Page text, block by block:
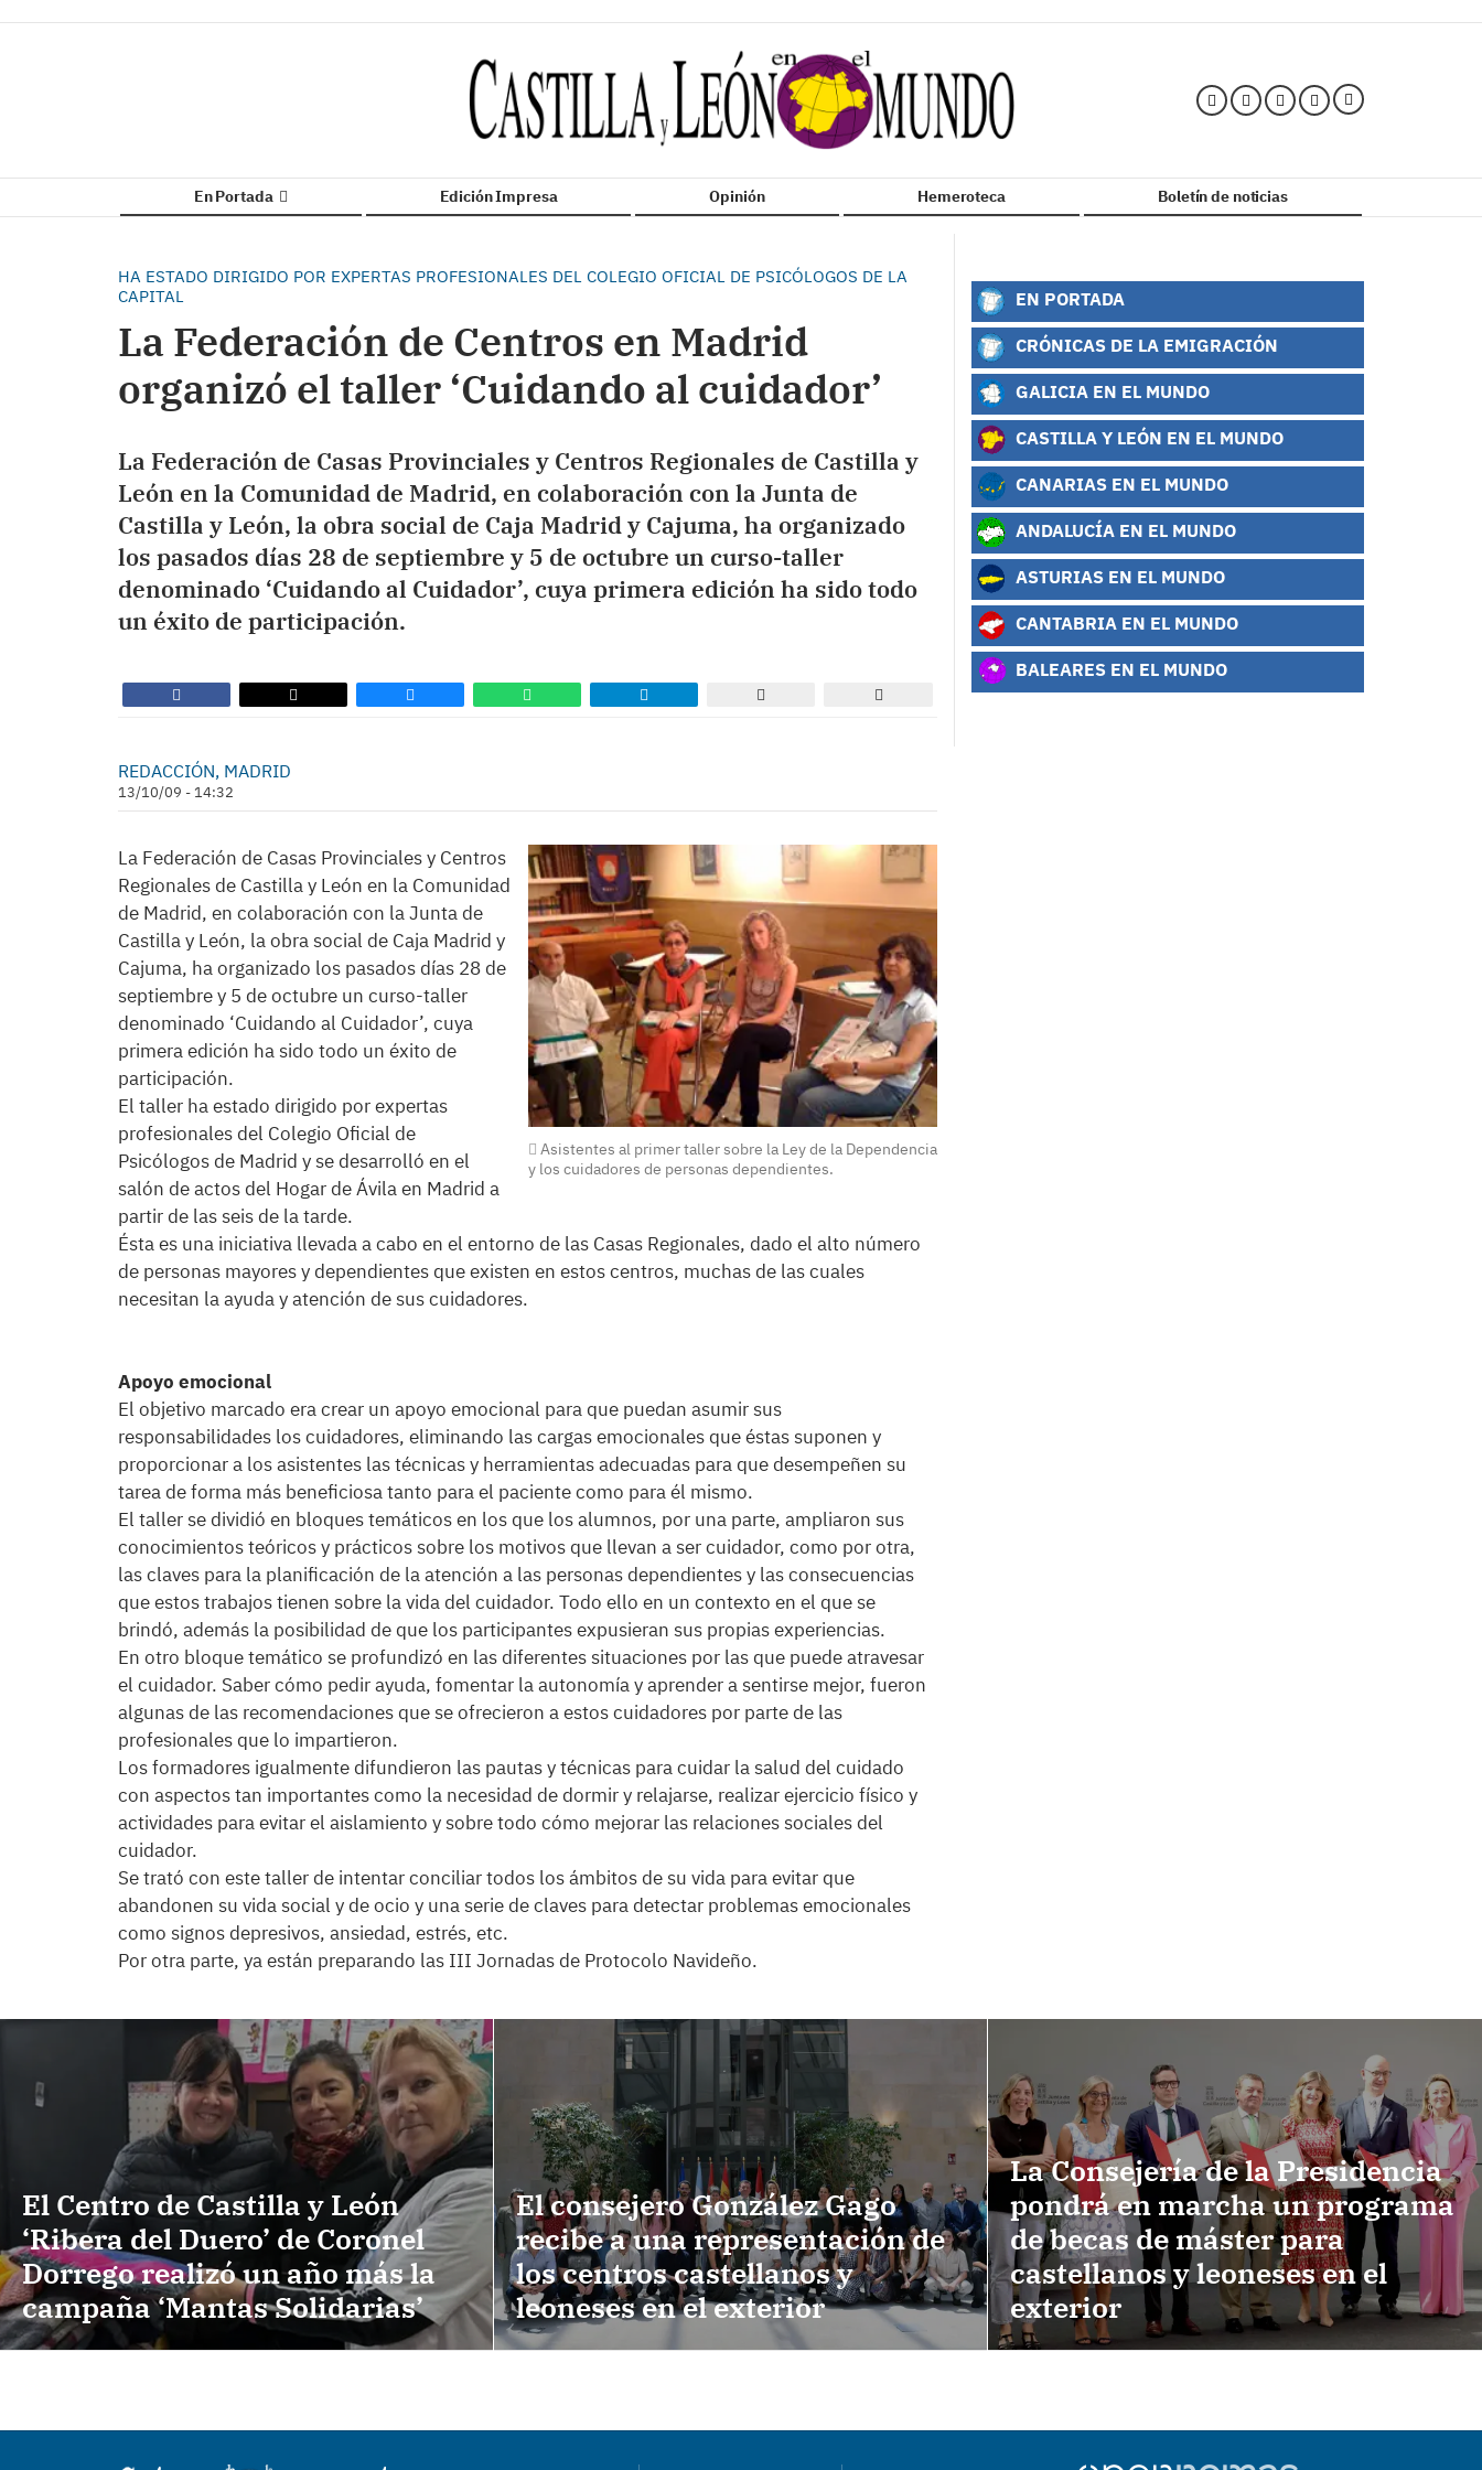
En Portada Edición Impresa Opinión Hemeroteca Boletín de noticias
HA ESTADO DIRIGIDO POR EXPERTAS PROFESIONALES DEL COLEGIO OFICIAL DE PSICÓLOGOS DE LA
CAPITAL
La Federación de Centros en Madrid
organizó el taller ‘Cuidando al cuidador’
La Federación de Casas Provinciales y Centros Regionales de Castilla y
León en la Comunidad de Madrid, en colaboración con la Junta de
Castilla y León, la obra social de Caja Madrid y Cajuma, ha organizado
los pasados días 28 de septiembre y 5 de octubre un curso-taller
denominado ‘Cuidando al Cuidador’, cuya primera edición ha sido todo
un éxito de participación.
REDACCIÓN, MADRID
13/10/09 - 14:32
Asistentes al primer taller sobre la Ley de la Dependencia
y los cuidadores de personas dependientes.
La Federación de Casas Provinciales y Centros
Regionales de Castilla y León en la Comunidad
de Madrid, en colaboración con la Junta de
Castilla y León, la obra social de Caja Madrid y
Cajuma, ha organizado los pasados días 28 de
septiembre y 5 de octubre un curso-taller
denominado ‘Cuidando al Cuidador’, cuya
primera edición ha sido todo un éxito de
participación.
El taller ha estado dirigido por expertas
profesionales del Colegio Oficial de
Psicólogos de Madrid y se desarrolló en el
salón de actos del Hogar de Ávila en Madrid a
partir de las seis de la tarde.
Ésta es una iniciativa llevada a cabo en el entorno de las Casas Regionales, dado el alto número
de personas mayores y dependientes que existen en estos centros, muchas de las cuales
necesitan la ayuda y atención de sus cuidadores.
Apoyo emocional
El objetivo marcado era crear un apoyo emocional para que puedan asumir sus
responsabilidades los cuidadores, eliminando las cargas emocionales que éstas suponen y
proporcionar a los asistentes las técnicas y herramientas adecuadas para que desempeñen su
tarea de forma más beneficiosa tanto para el paciente como para él mismo.
El taller se dividió en bloques temáticos en los que los alumnos, por una parte, ampliaron sus
conocimientos teóricos y prácticos sobre los motivos que llevan a ser cuidador, como por otra,
las claves para la planificación de la atención a las personas dependientes y las consecuencias
que estos trabajos tienen sobre la vida del cuidador. Todo ello en un contexto en el que se
brindó, además la posibilidad de que los participantes expusieran sus propias experiencias.
En otro bloque temático se profundizó en las diferentes situaciones por las que puede atravesar
el cuidador. Saber cómo pedir ayuda, fomentar la autonomía y aprender a sentirse mejor, fueron
algunas de las recomendaciones que se ofrecieron a estos cuidadores por parte de las
profesionales que lo impartieron.
Los formadores igualmente difundieron las pautas y técnicas para cuidar la salud del cuidado
con aspectos tan importantes como la necesidad de dormir y relajarse, realizar ejercicio físico y
actividades para evitar el aislamiento y sobre todo cómo mejorar las relaciones sociales del
cuidador.
Se trató con este taller de intentar conciliar todos los ámbitos de su vida para evitar que
abandonen su vida social y de ocio y una serie de claves para detectar problemas emocionales
como signos depresivos, ansiedad, estrés, etc.
Por otra parte, ya están preparando las III Jornadas de Protocolo Navideño.
EN PORTADA
CRÓNICAS DE LA EMIGRACIÓN
GALICIA EN EL MUNDO
CASTILLA Y LEÓN EN EL MUNDO
CANARIAS EN EL MUNDO
ANDALUCÍA EN EL MUNDO
ASTURIAS EN EL MUNDO
CANTABRIA EN EL MUNDO
BALEARES EN EL MUNDO
El Centro de Castilla y León
‘Ribera del Duero’ de Coronel
Dorrego realizó un año más la
campaña ‘Mantas Solidarias’
El consejero González Gago
recibe a una representación de
los centros castellanos y
leoneses en el exterior
La Consejería de la Presidencia
pondrá en marcha un programa
de becas de máster para
castellanos y leoneses en el
exterior